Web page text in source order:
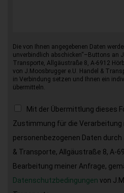
Die von Ihnen angegebenen Daten
unverbindlich abschicken“–Buttons an
Transporte, Allgäustraße 8, A-6912
von J.Moosbrugger e.U. Handel &
in Verbindung setzen und Ihnen ein
übermitteln.
Mit der Übermittlung dieses
Zustimmung für die Verarbeitung
personenbezogenen Daten durch
& Transporte, Allgäustraße 8, A-
Bearbeitung meiner Anfrage,
Datenschutzbedingungen von